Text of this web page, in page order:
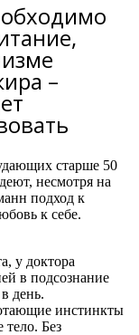
–
старше 50
несмотря на
подход к
к себе.
у доктора
в подсознание
день.
инстинкты
тело. Без